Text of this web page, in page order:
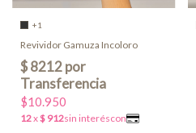
+1
Revividor Gamuza Incoloro
$10.950